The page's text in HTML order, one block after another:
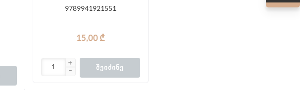
9789941921551
15,00 ₾
ᲨᲔᲘᲫᲘᲜᲔ